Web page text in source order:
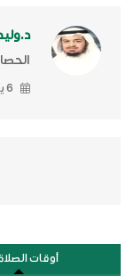
6 يوليو, 2026
أوقات